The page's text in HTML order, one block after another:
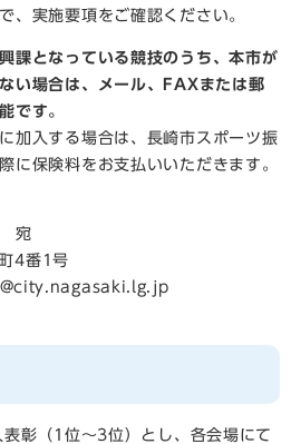
、実施要項をご確認ください。
課となっている競技のうち、本市が
い場合は、メール、FAXまたは郵
です。
加入する場合は、長崎市スポーツ振
に保険料をお支払いいただきます。
宛
4番1号
彰（1位～3位）とし、各会場にて